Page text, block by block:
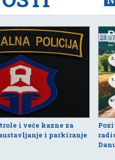
i veće kazne za
i parkiranje